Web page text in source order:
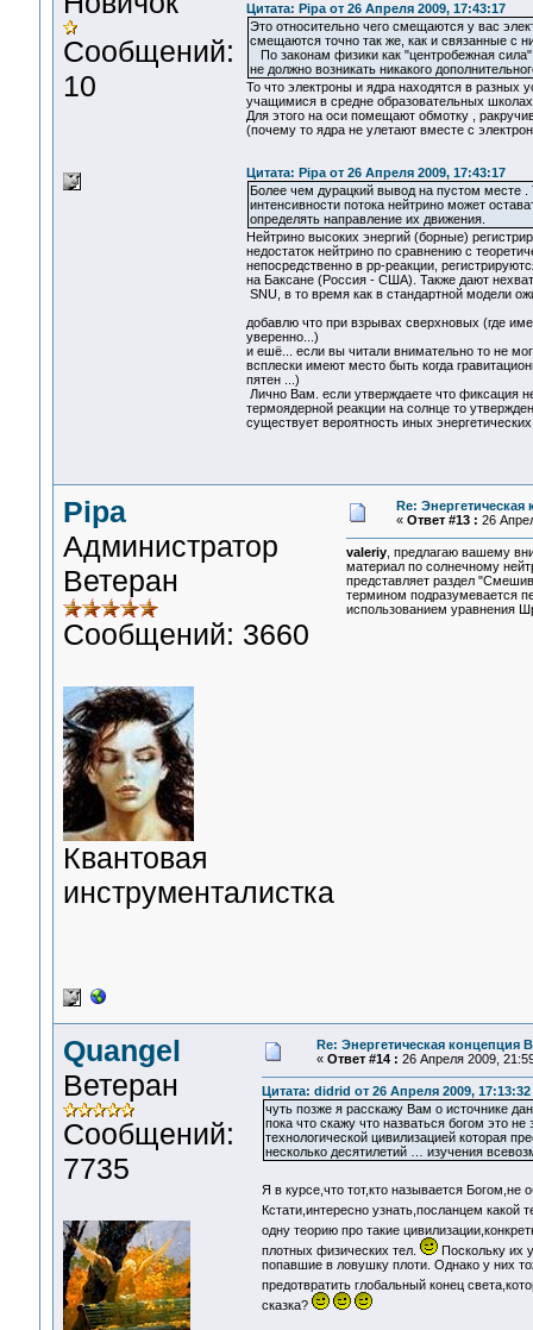
Сообщений:
10
Цитата: Pipa от 26 Апреля 2009, 17:43:17
Это относительно чего смещаются у вас
смещаются точно так же, как и связанные с
По законам физики как "центробежная
не должно возникать никакого
То что электроны и ядра находятся в разных
учащимися в средне образовательных
Для этого на оси помещают обмотку ,
(почему то ядра не улетают вместе с
Цитата: Pipa от 26 Апреля 2009, 17:43:17
Более чем дурацкий вывод на пустом месте
интенсивности потока нейтрино может
определять направление их движения.
Нейтрино высоких энергий (борные)
недостаток нейтрино по сравнению с
непосредственно в рр-реакции,
на Баксане (Россия - США). Также дают
SNU, в то время как в стандартной модели
добавлю что при взрывах сверхновых (где
уверенно...)
и ешё... если вы читали внимательно то не
всплески имеют место быть когда
пятен ...)
Лично Вам. если утверждаете что фиксация
термоядерной реакции на солнце то
существует вероятность иных
Pipa
Администратор
Ветеран
Сообщений: 3660
Квантовая
инструменталистка
Re:
« Ответ #13 : 26
valeriy, предлагаю вашему
материал по солнечному
представляет раздел
термином подразумевается
использованием уравнения
Quangel
Ветеран
Сообщений:
7735
Re: Энергетическая концепция
« Ответ #14 : 26 Апреля 2009,
Цитата: didrid от 26 Апреля 2009, 17:13:32
чуть позже я расскажу Вам о источнике
пока что скажу что назваться богом это
технологической цивилизацией которая
несколько десятилетий … изучения
Я в курсе,что тот,кто называется Богом,не
Кстати,интересно узнать,посланцем
одну теорию про такие
плотных физических тел.
Поскольку их
попавшие в ловушку плоти. Однако у них
предотвратить глобальный конец
сказка?